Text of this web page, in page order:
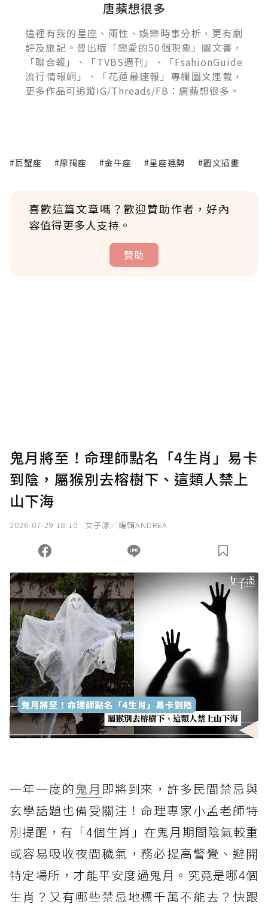
唐蘋想很多
這裡有我的星座、兩性、娛樂時事分析，更有劇
評及旅記。曾出版「戀愛的50個現象」圖文書，
「聯合報」、「TVBS週刊」、「FsahionGuide
流行情報網」、「花蓮最速報」專欄圖文連載，
更多作品可追蹤IG/Threads/FB：唐蘋想很多。
#巨蟹座 #摩羯座 #金牛座 #星座運勢 #圖文插畫
喜歡這篇文章嗎？歡迎贊助作者，好內
容值得更多人支持。
贊助
確認送出
您當前剩餘 U 利點數：0點；前往 購買點數
鬼月將至！命理師點名「4生肖」易卡
到陰，屬猴別去榕樹下、這類人禁上
山下海
2026-07-29 18:10 女子漾／編輯ANDREA
一年一度的鬼月 即將到來，許多民間禁忌與
玄學話題也備受關注！命理專家小孟老師特
別提醒，有「4個生肖」在鬼月期間陰氣較重
或容易吸收夜間穢氣，務必提高警覺、避開
特定場所，才能平安度過鬼月。究竟是哪4個
生肖？又有哪些禁忌地標千萬不能去？快跟